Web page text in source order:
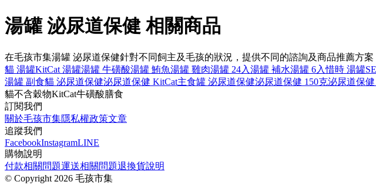
湯罐 泌尿道保健 相關商品
在毛孩市集湯罐 泌尿道保健針對不同飼主及毛孩的狀況，提供不同的諮詢及商品推薦方
貓 湯罐KitCat 湯罐湯罐 牛磺酸湯罐 鮪魚湯罐 雞肉湯罐 24入湯罐 補水湯罐 6入惜時 湯罐
湯罐 副食貓 泌尿道保健泌尿道保健 KitCat主食罐 泌尿道保健泌尿道保健 150克泌尿道保
貓不含穀物KitCat牛磺酸膳食
訂閱我們
關於毛孩市集隱私權政策文章
追蹤我們
FacebookInstagramLINE
購物說明
付款相關問題運送相關問題退換貨說明
© Copyright 2026 毛孩市集